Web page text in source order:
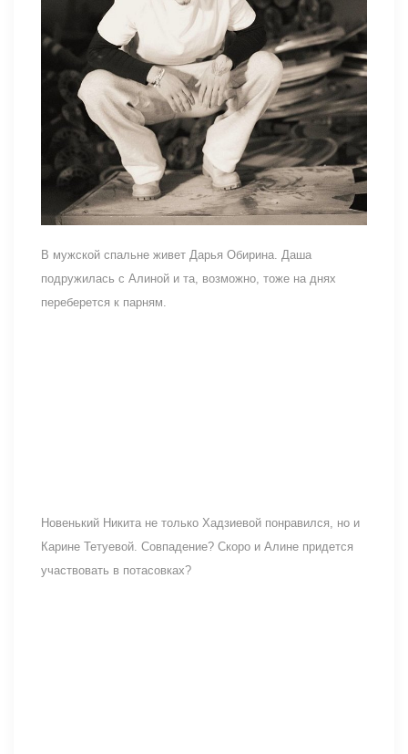
В мужской спальне живет Дарья Обирина. Даша
подружилась с Алиной и та, возможно, тоже на днях
переберется к парням.
Новенький Никита не только Хадзиевой понравился, но и
Карине Тетуевой. Совпадение? Скоро и Алине придется
участвовать в потасовках?